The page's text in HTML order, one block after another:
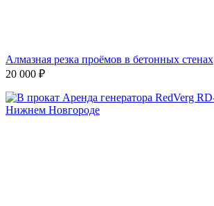
Алмазная резка проёмов в бетонных стенах
20 000 ₽